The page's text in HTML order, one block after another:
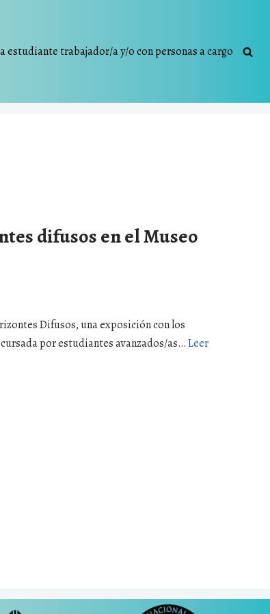
estudiante trabajador/a y/o con personas a cargo
difusos en el Museo
Difusos, una exposición con los
por estudiantes avanzados/as…Leer